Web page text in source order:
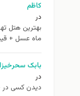
کاظم
در
ماه عسل +
بابک
در
دیدن کسی در